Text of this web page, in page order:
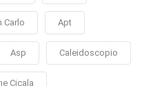
Carlo Apt
Asp Caleidoscopio
Cicala